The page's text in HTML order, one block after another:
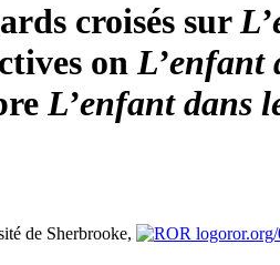
croisés sur
on L’enfant
L’enfant dans
de Sherbrooke,